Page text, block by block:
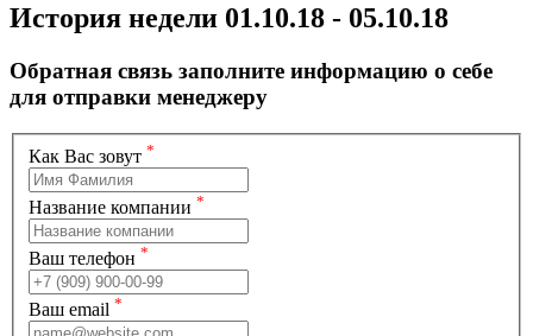
История недели 01.10.18 - 05.10.18
Обратная связь заполните информацию о себе
для отправки менеджеру
Как Вас зовут *
Название компании *
Ваш телефон *
Ваш email *